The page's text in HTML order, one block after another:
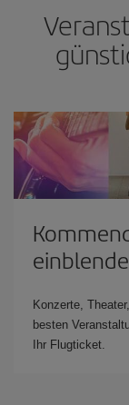
Konzerte,
besten
Ihr Flugticket.